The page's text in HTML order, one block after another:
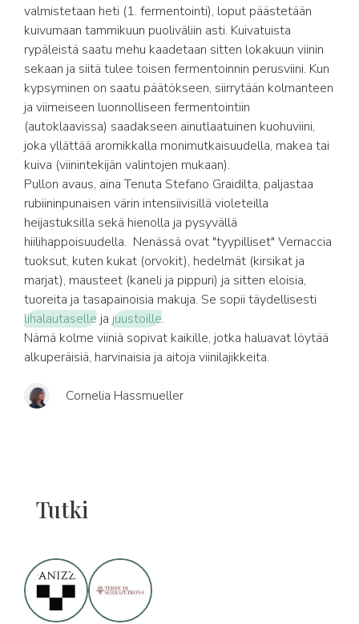
valmistetaan heti (1. fermentointi), loput päästetään
kuivumaan tammikuun puoliväliin asti. Kuivatuista
rypäleistä saatu mehu kaadetaan sitten lokakuun viinin
sekaan ja siitä tulee toisen fermentoinnin perusviini. Kun
kypsyminen on saatu päätökseen, siirrytään kolmanteen
ja viimeiseen luonnolliseen fermentointiin
(autoklaavissa) saadakseen ainutlaatuinen kuohuviini,
joka yllättää aromikkalla monimutkaisuudella, makea tai
kuiva (viinintekijän valintojen mukaan).
Pullon avaus, aina Tenuta Stefano Graidilta, paljastaa
rubiininpunaisen värin intensiivisillä violeteilla
heijastuksilla sekä hienolla ja pysyvällä
hiilihappoisuudella. Nenässä ovat "tyypilliset" Vernaccia
tuoksut, kuten kukat (orvokit), hedelmät (kirsikat ja
marjat), mausteet (kaneli ja pippuri) ja sitten eloisia,
tuoreita ja tasapainoisia makuja. Se sopii täydellisesti
lihalautaselle ja juustoille.
Nämä kolme viiniä sopivat kaikille, jotka haluavat löytää
alkuperäisiä, harvinaisia ja aitoja viinilajikkeita.
Cornelia Hassmueller
Tutki